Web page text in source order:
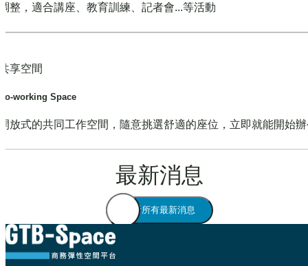
整，適合講座、教育訓練、記者會...等活動
享空間
working Space
放式的共同工作空間，隨意挑選舒適的座位，立即就能開始
最新消息
查看所有最新消息